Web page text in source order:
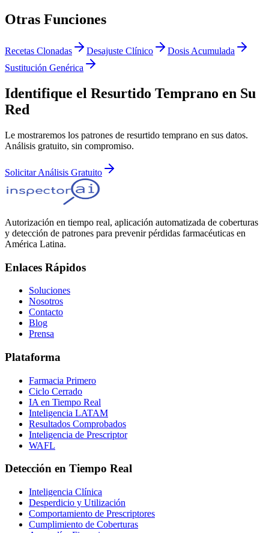
Otras Funciones
Recetas Clonadas Desajuste Clínico
Dosis Acumulada
Sustitución Genérica
Identifique el Resurtido Temprano en Su
Red
Le mostraremos los patrones de resurtido temprano en sus datos.
Análisis gratuito, sin compromiso.
Solicitar Análisis Gratuito
Autorización en tiempo real, aplicación automatizada de coberturas
y detección de patrones para prevenir pérdidas farmacéuticas en
América Latina.
Enlaces Rápidos
Soluciones
Nosotros
Contacto
Blog
Prensa
Plataforma
Farmacia Primero
Ciclo Cerrado
IA en Tiempo Real
Inteligencia LATAM
Resultados Comprobados
Inteligencia de Prescriptor
WAFL
Detección en Tiempo Real
Inteligencia Clínica
Desperdicio y Utilización
Comportamiento de Prescriptores
Cumplimiento de Coberturas